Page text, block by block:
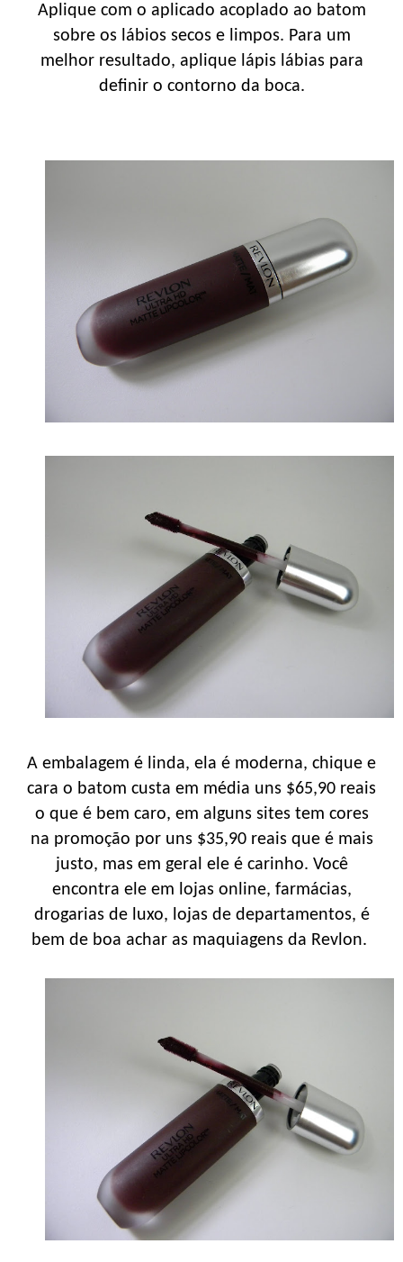
Aplique com o aplicado acoplado ao batom
sobre os lábios secos e limpos. Para um
melhor resultado, aplique lápis lábias para
definir o contorno da boca.
A embalagem é linda, ela é moderna, chique e
cara o batom custa em média uns $65,90 reais
o que é bem caro, em alguns sites tem cores
na promoção por uns $35,90 reais que é mais
justo, mas em geral ele é carinho. Você
encontra ele em lojas online, farmácias,
drogarias de luxo, lojas de departamentos, é
bem de boa achar as maquiagens da Revlon.